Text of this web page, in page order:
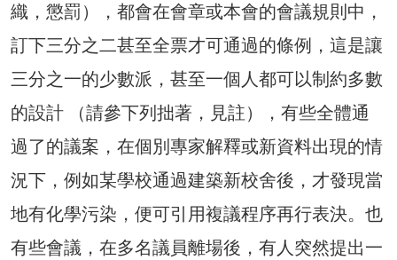
織，懲罰），都會在會章或本會的會議規則中，
訂下三分之二甚至全票才可通過的條例，這是讓
三分之一的少數派，甚至一個人都可以制約多數
的設計 （請參下列拙著，見註），有些全體通
過了的議案，在個別專家解釋或新資料出現的情
況下，例如某學校通過建築新校舍後，才發現當
地有化學污染，便可引用複議程序再行表決。也
有些會議，在多名議員離場後，有人突然提出一